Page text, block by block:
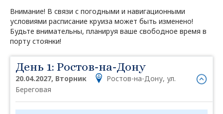
Внимание! В связи с погодными и навигационными
условиями расписание круиза может быть изменено!
Будьте внимательны, планируя ваше свободное время в
порту стоянки!
День 1: Ростов-на-Дону
20.04.2027, Вторник
Ростов-на-Дону, ул.
Береговая